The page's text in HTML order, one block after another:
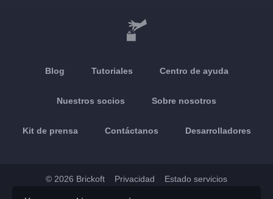
Blog Tutoriales Centro de ayuda
Nuestros socios Sobre nosotros
Kit de prensa Contáctanos Desarrolladores
© 2026 Brickoft Privacidad Estado servicios